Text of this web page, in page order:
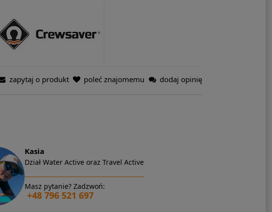
zapytaj o produkt poleć znajomemu dodaj opinię
Kasia
Dział Water Active oraz Travel Active
Masz pytanie? Zadzwoń:
+48 796 521 697